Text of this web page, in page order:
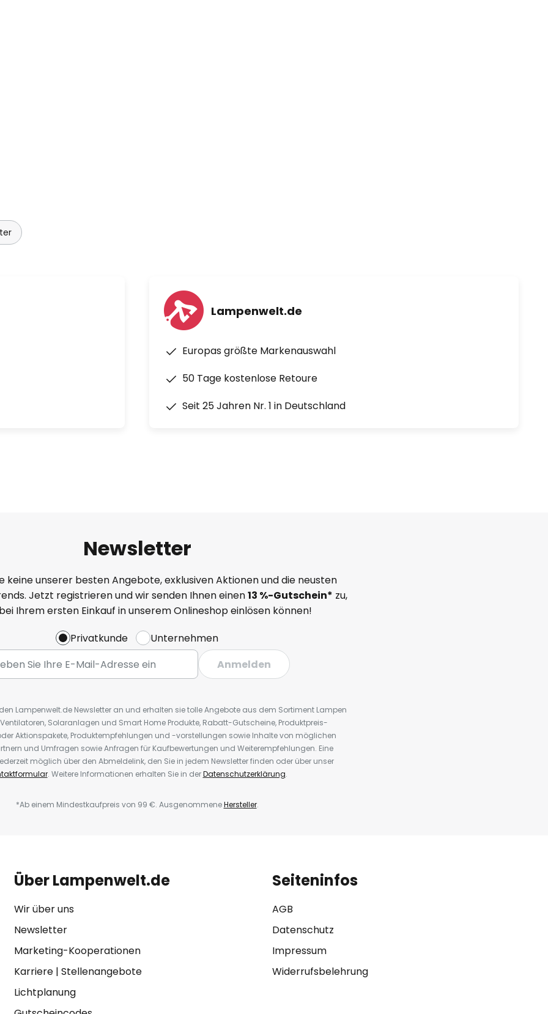
Lampenwelt.de
Europas größte Markenauswahl
50 Tage kostenlose Retoure
Seit 25 Jahren Nr. 1 in Deutschland
Newsletter
keine unserer besten Angebote, exklusiven Aktionen und die neusten
Jetzt registrieren und wir senden Ihnen einen13 %-Gutschein* zu,
Ihrem ersten Einkauf in unserem Onlineshop einlösen können!
Privatkunde
Unternehmen
Anmelden
Lampenwelt.de Newsletter an und erhalten sie tolle Angebote aus dem Sortiment Lampen
Solaranlagen und Smart Home Produkte, Rabatt-Gutscheine, Produktpreis-
Aktionspakete, Produktempfehlungen und -vorstellungen sowie Inhalte von möglichen
und Umfragen sowie Anfragen für Kaufbewertungen und Weiterempfehlungen. Eine
möglich über den Abmeldelink, den Sie in jedem Newsletter finden oder über unser
. Weitere Informationen erhalten Sie in derDatenschutzerklärung.
*Ab einem Mindestkaufpreis von 99 €. AusgenommeneHersteller.
Über Lampenwelt.de
Wir über uns
Newsletter
Marketing-Kooperationen
Karriere| Stellenangebote
Lichtplanung
Seiteninfos
AGB
Datenschutz
Impressum
Widerrufsbelehrung